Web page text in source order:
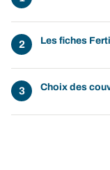
Les fiches
Choix des